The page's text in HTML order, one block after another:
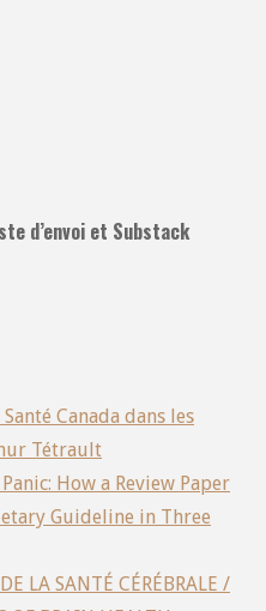
d’envoi et Substack
Canada dans les
Tétrault
How a Review Paper
Guideline in Three
LA SANTÉ CÉRÉBRALE /